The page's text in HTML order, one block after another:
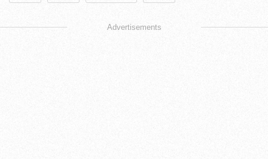
Advertisements